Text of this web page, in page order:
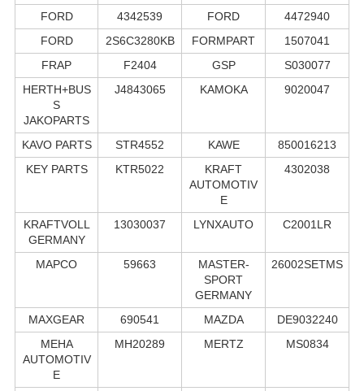
FORD
4342539 FORD
4472940
FORD
2S6C3280KB FORMPART
1507041
FRAP
F2404 GSP
S030077
HERTH+BUS
S
JAKOPARTS
J4843065 KAMOKA 9020047
KAVO PARTS STR4552 KAWE
850016213
KEY PARTS
KTR5022
KRAFT
AUTOMOTIV
E
4302038
KRAFTVOLL
GERMANY
13030037 LYNXAUTO C2001LR
MAPCO 59663
MASTER-
SPORT
GERMANY
26002SETMS
MAXGEAR 690541 MAZDA
DE9032240
MEHA
AUTOMOTIV
E
MH20289 MERTZ MS0834